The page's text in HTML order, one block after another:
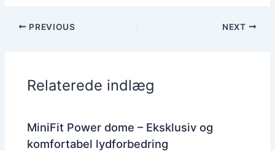
PREVIOUS NEXT
Relaterede indlæg
MiniFit Power dome – Eksklusiv og
komfortabel lydforbedring